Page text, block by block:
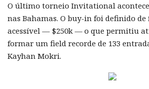
O último torneio Invitational
nas Bahamas. O buy-in foi definido
acessível — $250k — o que permitiu
formar um field recorde de 133
Kayhan Mokri.